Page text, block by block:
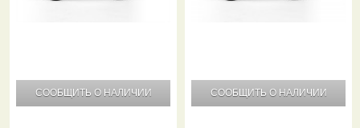
СООБЩИТЬ О НАЛИЧИИ СООБЩИТЬ О НАЛИЧИИ